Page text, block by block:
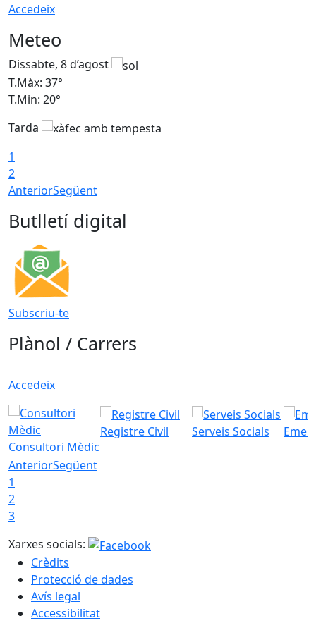
Accedeix
Meteo
Dissabte, 8 d’agost
T.Màx: 37°
T.Min: 20°
Tarda
1
2
AnteriorSegüent
Butlletí digital
Subscriu-te
Plànol / Carrers
Accedeix
Consultori Mèdic
Registre Civil Serveis Socials
AnteriorSegüent
1
2
3
Xarxes socials:
Crèdits
Protecció de dades
Avís legal
Accessibilitat